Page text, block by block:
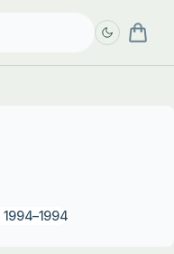
1994–1994